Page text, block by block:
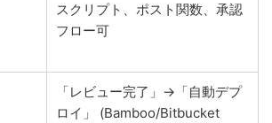
スクリプト、ポスト関数、承認
フロー可
「レビュー完了」→「自動デプ
ロイ」 (Bamboo/Bitbucket